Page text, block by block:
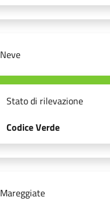
Neve
Stato di rilevazione
Codice Verde
Mareggiate